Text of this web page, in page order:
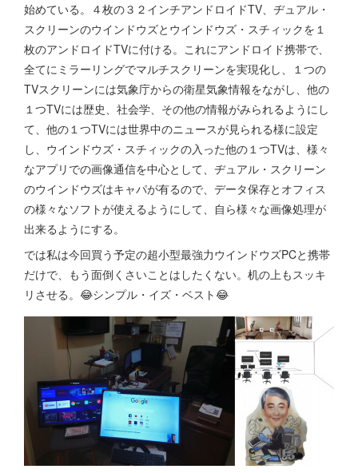
始めている。４枚の３２インチアンドロイドTV、ヂュアル・
スクリーンのウインドウズとウインドウズ・スチィックを１
枚のアンドロイドTVに付ける。これにアンドロイド携帯で、
全てにミラーリングでマルチスクリーンを実現化し、１つの
TVスクリーンには気象庁からの衛星気象情報をながし、他の
１つTVには歴史、社会学、その他の情報がみられるようにし
て、他の１つTVには世界中のニュースが見られる様に設定
し、ウインドウズ・スチィックの入った他の１つTVは、様々
なアプリでの画像通信を中心として、ヂュアル・スクリーン
のウインドウズはキャパが有るので、データ保存とオフィス
の様々なソフトが使えるようにして、自ら様々な画像処理が
出来るようにする。
では私は今回買う予定の超小型最強力ウインドウズPCと携帯
だけで、もう面倒くさいことはしたくない。机の上もスッキ
リさせる。😂シンプル・イズ・ベスト😂